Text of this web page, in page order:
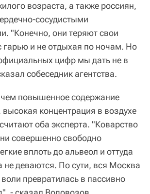
возраста, а также россиян,
сосудистыми
"Конечно, они теряют свои
гарью и не отдыхая по ночам. Но
цифр мы дать не в
собеседник агентства.
чем повышенное содержание
высокая концентрация в воздухе
оба эксперта. "Коварство
совершенно свободно
вплоть до альвеол и оттуда
не деваются. По сути, вся Москва
превратилась в пассивно